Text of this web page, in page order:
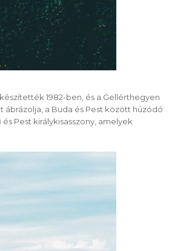
1982-ben, és a Gellérthegyen
a Buda és Pest között húzódó
Pest királykisasszony, amelyek